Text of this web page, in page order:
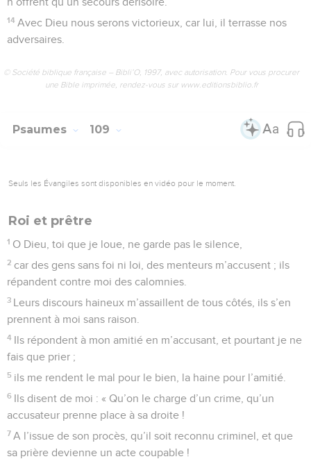
14 Avec Dieu nous serons victorieux, car lui, il terrasse nos
adversaires.
© Société biblique française – Bibli’O, 1997, avec autorisation. Pour vous procurer
une Bible imprimée, rendez-vous sur www.editionsbiblio.fr
Psaumes 109
Seuls les Évangiles sont disponibles en vidéo pour le moment.
Roi et prêtre
1 O Dieu, toi que je loue, ne garde pas le silence,
2 car des gens sans foi ni loi, des menteurs m’accusent ; ils
répandent contre moi des calomnies.
3 Leurs discours haineux m’assaillent de tous côtés, ils s’en
prennent à moi sans raison.
4 Ils répondent à mon amitié en m’accusant, et pourtant je ne
fais que prier ;
5 ils me rendent le mal pour le bien, la haine pour l’amitié.
6 Ils disent de moi : « Qu’on le charge d’un crime, qu’un
accusateur prenne place à sa droite !
7 A l’issue de son procès, qu’il soit reconnu criminel, et que
sa prière devienne un acte coupable !